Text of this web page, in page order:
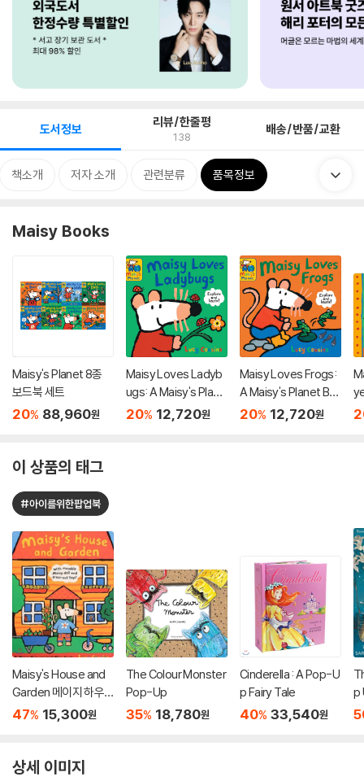
도서정보 리뷰/한줄평
138 배송/반품/교환
책소개 저자 소개 관련분류 품목정보
Maisy Books
Maisy's Planet 8종
보드북 세트
20% 88,960원
Maisy Loves Ladyb
ugs: A Maisy's Plane
t Book
20% 12,720원
Maisy Loves Frogs:
A Maisy's Planet Bo
ok
20% 12,720원
이 상품의 태그
#아이를위한팝업북
Maisy's House and
Garden 메이지 하우
스 앤 가든 팝업북
47% 15,300원
The Colour Monster
Pop-Up
35% 18,780원
Cinderella : A Pop-U
p Fairy Tale
40% 33,540원
p
상세 이미지